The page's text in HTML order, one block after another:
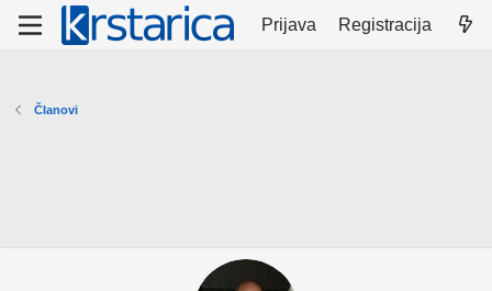
Prijava Registracija
Članovi